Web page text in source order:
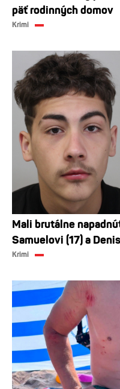
päť rodinných domov
Krimi
Mali brutálne
Samuelovi (17) a
Krimi